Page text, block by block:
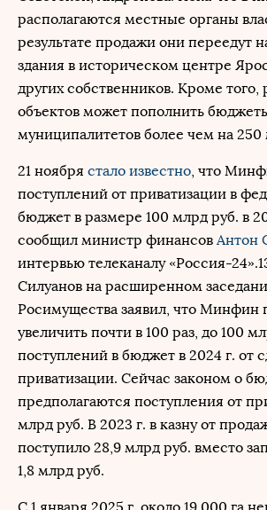
располагаются местные органы
результате продажи они переедут
здания в историческом центре
других собственников. Кроме того,
объектов может пополнить
муниципалитетов более чем на 250
21 ноября стало известно, что
поступлений от приватизации в
бюджет в размере 100 млрд руб. в
сообщил министр финансов Антон
интервью телеканалу «Россия-
Силуанов на расширенном
Росимущества заявил, что Минфин
увеличить почти в 100 раз, до 100
поступлений в бюджет в 2024 г. от
приватизации. Сейчас законом о
предполагаются поступления от
млрд руб. В 2023 г. в казну от
поступило 28,9 млрд руб. вместо
1,8 млрд руб.